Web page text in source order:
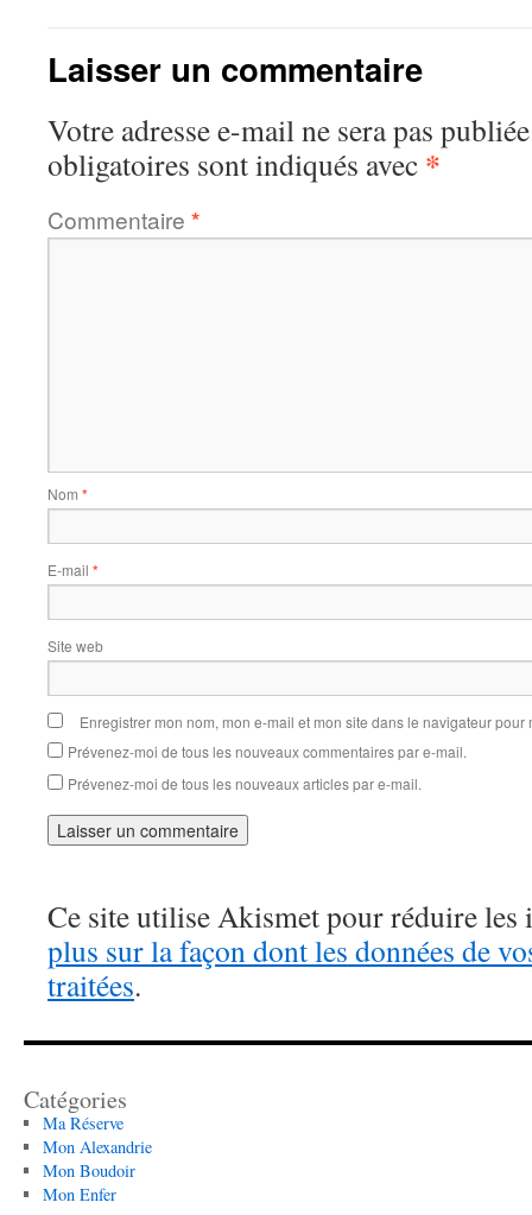
Laisser un commentaire
Votre adresse e-mail ne sera pas
obligatoires sont indiqués avec *
Commentaire *
Nom *
E-mail *
Site web
Enregistrer mon nom, mon e-mail et mon site dans le navigateur
Prévenez-moi de tous les nouveaux commentaires par e-mail.
Prévenez-moi de tous les nouveaux articles par e-mail.
Ce site utilise Akismet pour réduire les
plus sur la façon dont les données de
traitées.
Catégories
Ma Réserve
Mon Alexandrie
Mon Boudoir
Mon Enfer